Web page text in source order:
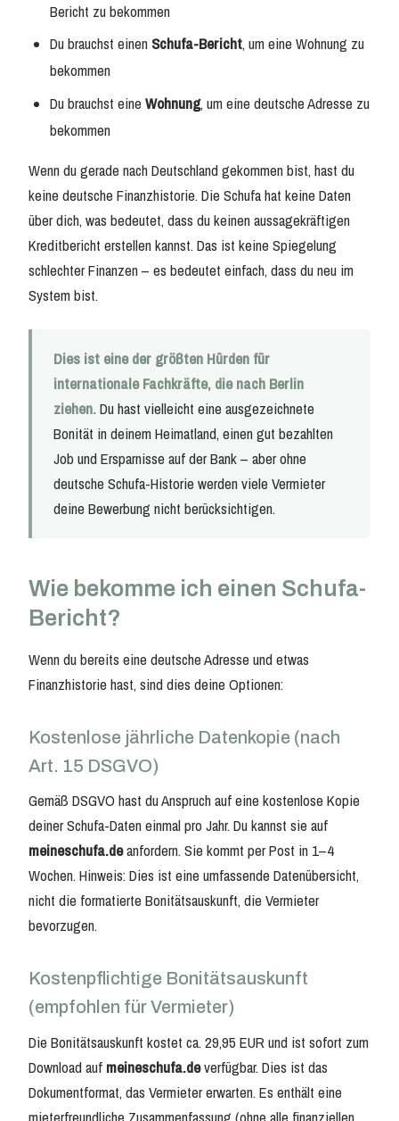
Bericht zu bekommen
Du brauchst einen Schufa-Bericht, um eine Wohnung zu
bekommen
Du brauchst eineWohnung, um eine deutsche Adresse zu
bekommen
Wenn du gerade nach Deutschland gekommen bist, hast du
keine deutsche Finanzhistorie. Die Schufa hat keine Daten
über dich, was bedeutet, dass du keinen aussagekräftigen
Kreditbericht erstellen kannst. Das ist keine Spiegelung
schlechter Finanzen – es bedeutet einfach, dass du neu im
System bist.
Dies ist eine der größten Hürden für
internationale Fachkräfte, die nach Berlin
ziehen.Du hast vielleicht eine ausgezeichnete
Bonität in deinem Heimatland, einen gut bezahlten
Job und Ersparnisse auf der Bank – aber ohne
deutsche Schufa-Historie werden viele Vermieter
deine Bewerbung nicht berücksichtigen.
Wie bekomme ich einen Schufa-
Bericht?
Wenn du bereits eine deutsche Adresse und etwas
Finanzhistorie hast, sind dies deine Optionen:
Kostenlose jährliche Datenkopie (nach
Art. 15 DSGVO)
Gemäß DSGVO hast du Anspruch auf eine kostenlose Kopie
deiner Schufa-Daten einmal pro Jahr. Du kannst sie auf
meineschufa.deanfordern. Sie kommt per Post in 1–4
Wochen. Hinweis: Dies ist eine umfassende Datenübersicht,
nicht die formatierte Bonitätsauskunft, die Vermieter
bevorzugen.
Kostenpflichtige Bonitätsauskunft
(empfohlen für Vermieter)
Die Bonitätsauskunft kostet ca. 29,95 EUR und ist sofort zum
Download auf meineschufa.deverfügbar. Dies ist das
Dokumentformat, das Vermieter erwarten. Es enthält eine